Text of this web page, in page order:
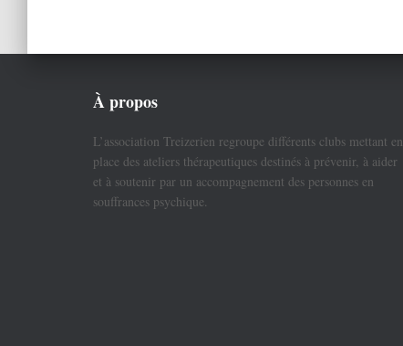
À propos
L’association Treizerien regroupe différents clubs mettant en
place des ateliers thérapeutiques destinés à prévenir, à aider
et à soutenir par un accompagnement des personnes en
souffrances psychique.